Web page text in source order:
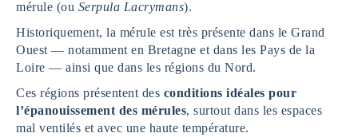
mérule (ou Serpula Lacrymans).
Historiquement, la mérule est très présente dans le Grand
Ouest — notamment en Bretagne et dans les Pays de la
Loire — ainsi que dans les régions du Nord.
Ces régions présentent des conditions idéales pour
l’épanouissement des mérules, surtout dans les espaces
mal ventilés et avec une haute température.